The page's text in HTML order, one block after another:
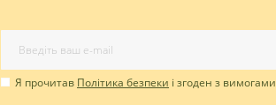
Я прочитав Політика безпеки і згоден з вимогами